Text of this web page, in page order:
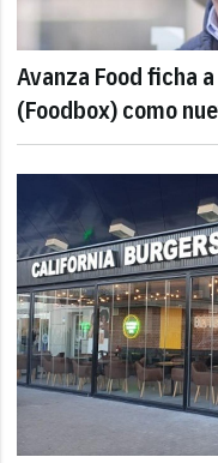
Avanza Food ficha
(Foodbox) como